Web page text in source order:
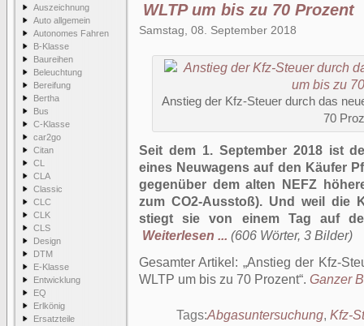
Auszeichnung
Auto allgemein
Autonomes Fahren
B-Klasse
Baureihen
Beleuchtung
Bereifung
Bertha
Bus
C-Klasse
car2go
Citan
CL
CLA
Classic
CLC
CLK
CLS
Design
DTM
E-Klasse
Entwicklung
EQ
Erlkönig
Ersatzteile
WLTP um bis zu 70 Prozent
Samstag, 08. September 2018
Anstieg der Kfz-Steuer durch das
70
Seit dem 1. September 2018 ist
eines Neuwagens auf den Käufer
gegenüber dem alten NEFZ
zum CO2-Ausstoß). Und weil die
stiegt sie von einem Tag auf
Weiterlesen ... (606 Wörter, 3 Bilder)
Gesamter Artikel:
Anstieg der Kfz-
WLTP um bis zu 70 Prozent . Ganzer
Tags:Abgasuntersuchung, Kfz-